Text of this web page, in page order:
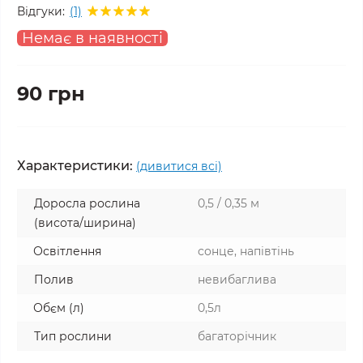
Відгуки: (1)
Немає в наявності
90 грн
Характеристики: (дивитися всі)
Доросла рослина
(висота/ширина)
0,5 / 0,35 м
Освітлення
сонце, напівтінь
Полив
невибаглива
Обєм (л)
0,5л
Тип рослини
багаторічник